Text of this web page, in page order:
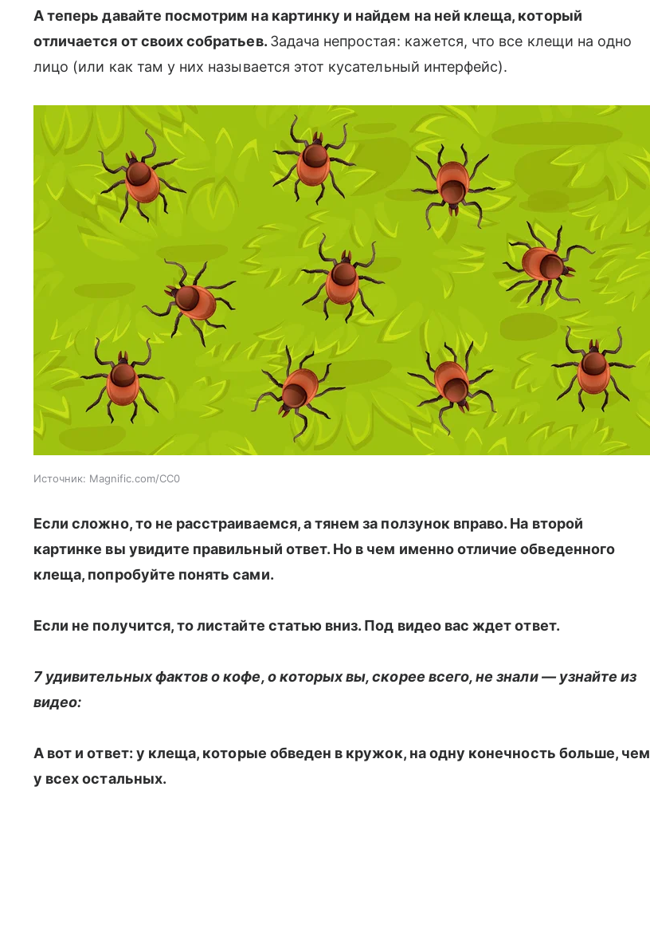
А теперь давайте посмотрим на картинку и найдем на ней клеща, который
отличается от своих собратьев. Задача непростая: кажется, что все клещи на одно
лицо (или как там у них называется этот кусательный интерфейс).
Источник: Magnific.com/CC0
Если сложно, то не расстраиваемся, а тянем за ползунок вправо. На второй
картинке вы увидите правильный ответ. Но в чем именно отличие обведенного
клеща, попробуйте понять сами.
Если не получится, то листайте статью вниз. Под видео вас ждет ответ.
7 удивительных фактов о кофе, о которых вы, скорее всего, не знали — узнайте из
видео:
А вот и ответ: у клеща, которые обведен в кружок, на одну конечность больше, чем
у всех остальных.